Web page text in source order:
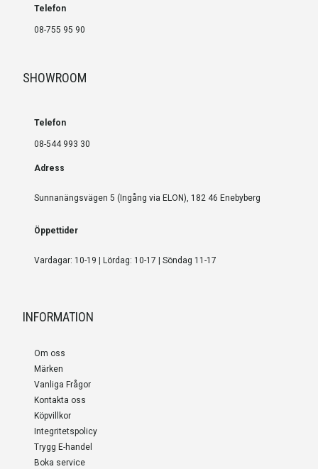
Telefon
08-755 95 90
SHOWROOM
Telefon
08-544 993 30
Adress
Sunnanängsvägen 5 (Ingång via ELON), 182 46 Enebyberg
Öppettider
Vardagar: 10-19 | Lördag: 10-17 | Söndag 11-17
INFORMATION
Om oss
Märken
Vanliga Frågor
Kontakta oss
Köpvillkor
Integritetspolicy
Trygg E-handel
Boka service